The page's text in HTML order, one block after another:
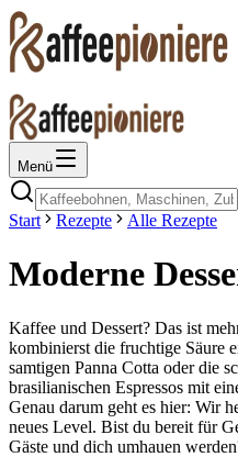
Menü
Start Rezepte Alle Rezepte
Moderne
Kaffee und Dessert? Das ist
kombinierst die fruchtige Säure
samtigen Panna Cotta oder die
brasilianischen Espressos mit
Genau darum geht es hier: Wir
neues Level. Bist du bereit für
Gäste und dich umhauen